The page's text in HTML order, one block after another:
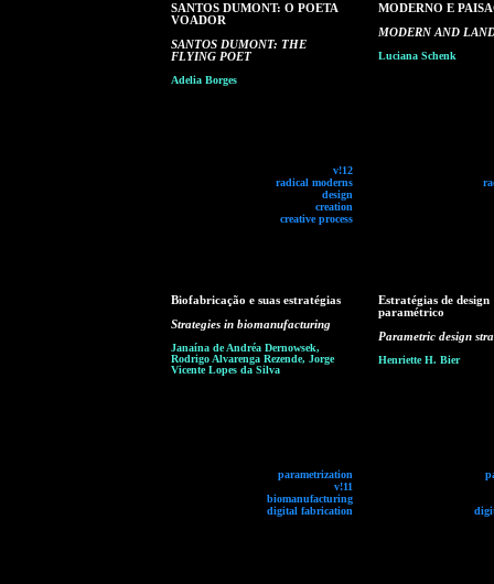
SANTOS DUMONT: O POETA
VOADOR
SANTOS DUMONT: THE
FLYING POET
Adelia Borges
v!12
radical moderns
design
creation
creative process
MODERNO E
MODERN AND
Luciana Schenk
Biofabricação e suas estratégias
Strategies in biomanufacturing
Janaína de Andréa Dernowsek,
Rodrigo Alvarenga Rezende, Jorge
Vicente Lopes da Silva
parametrization
v!11
biomanufacturing
digital fabrication
Estratégias de design
paramétrico
Parametric design
Henriette H. Bier